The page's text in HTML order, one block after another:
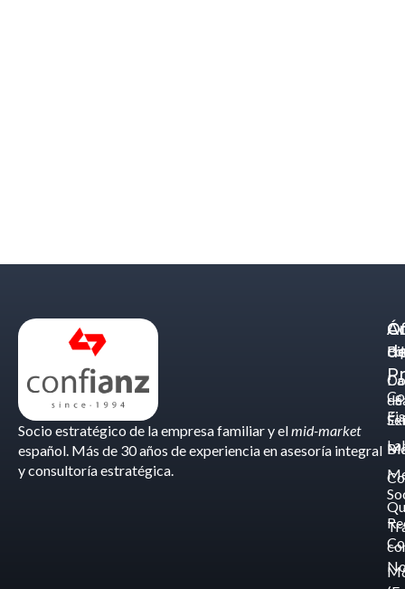
Socio estratégico de la empresa familiar y elmid-market
español. Más de 30 años de experiencia en asesoría integral
y consultoría estratégica.
de
-